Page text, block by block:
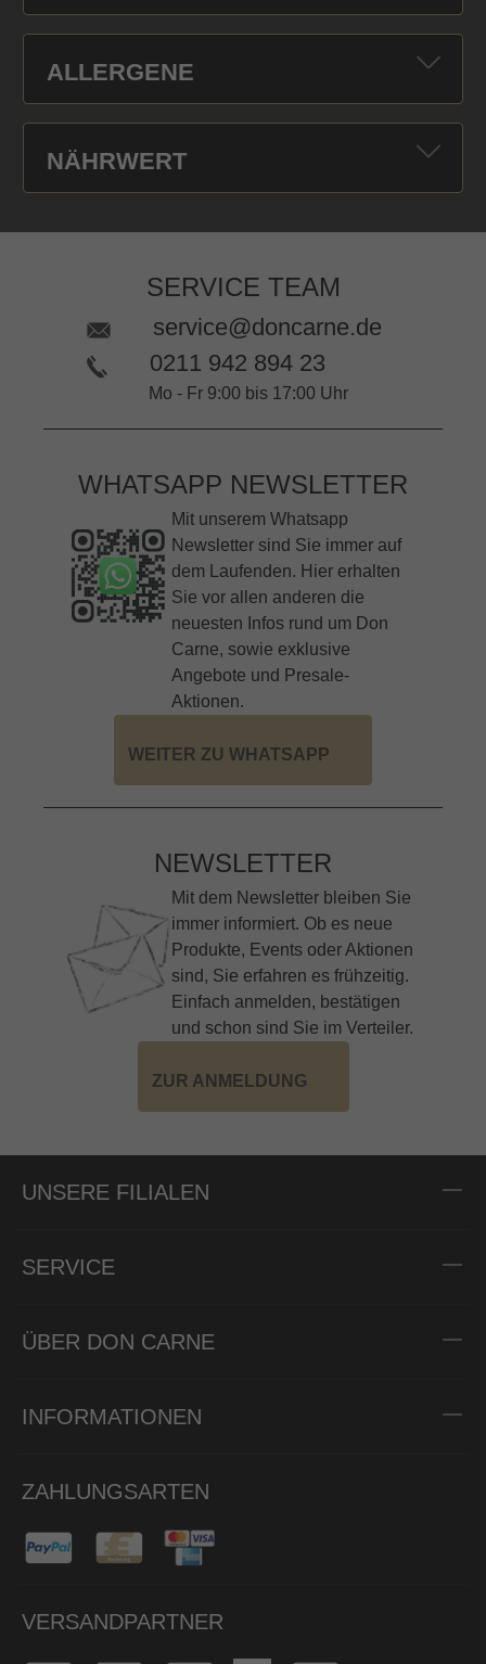
ALLERGENE
NÄHRWERT
SERVICE TEAM
service@doncarne.de
0211 942 894 23
Mo - Fr 9:00 bis 17:00 Uhr
WHATSAPP NEWSLETTER
Mit unserem Whatsapp
Newsletter sind Sie immer auf
dem Laufenden. Hier erhalten
Sie vor allen anderen die
neuesten Infos rund um Don
Carne, sowie exklusive
Angebote und Presale-
Aktionen.
WEITER ZU WHATSAPP
NEWSLETTER
Mit dem Newsletter bleiben Sie
immer informiert. Ob es neue
Produkte, Events oder Aktionen
sind, Sie erfahren es frühzeitig.
Einfach anmelden, bestätigen
und schon sind Sie im Verteiler.
ZUR ANMELDUNG
UNSERE FILIALEN
SERVICE
ÜBER DON CARNE
INFORMATIONEN
ZAHLUNGSARTEN
VERSANDPARTNER